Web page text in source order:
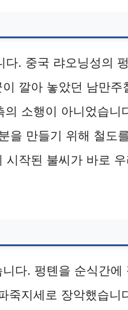
. 중국 랴오닝성의
깔아 놓았던 남만주
소행이 아니었습니
을 만들기 위해 철도
작된 불씨가 바로 우
다. 펑톈을 순식간에
죽지세로 장악했습니